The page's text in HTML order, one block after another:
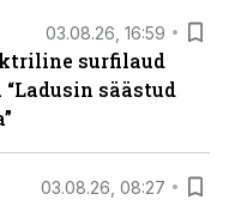
03.08.26, 16:59
surfilaud
säästud
03.08.26, 08:27